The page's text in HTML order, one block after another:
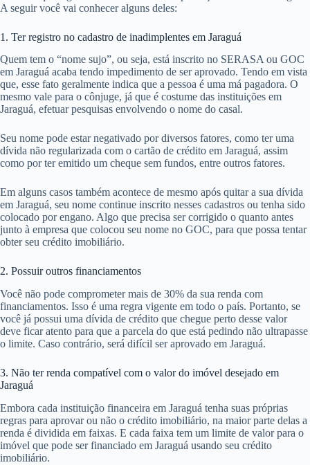
A seguir você vai conhecer alguns deles:
1. Ter registro no cadastro de inadimplentes em Jaraguá
Quem tem o “nome sujo”, ou seja, está inscrito no SERASA ou GOC
em Jaraguá acaba tendo impedimento de ser aprovado. Tendo em vista
que, esse fato geralmente indica que a pessoa é uma má pagadora. O
mesmo vale para o cônjuge, já que é costume das instituições em
Jaraguá, efetuar pesquisas envolvendo o nome do casal.
Seu nome pode estar negativado por diversos fatores, como ter uma
dívida não regularizada com o cartão de crédito em Jaraguá, assim
como por ter emitido um cheque sem fundos, entre outros fatores.
Em alguns casos também acontece de mesmo após quitar a sua dívida
em Jaraguá, seu nome continue inscrito nesses cadastros ou tenha sido
colocado por engano. Algo que precisa ser corrigido o quanto antes
junto à empresa que colocou seu nome no GOC, para que possa tentar
obter seu crédito imobiliário.
2. Possuir outros financiamentos
Você não pode comprometer mais de 30% da sua renda com
financiamentos. Isso é uma regra vigente em todo o país. Portanto, se
você já possui uma dívida de crédito que chegue perto desse valor
deve ficar atento para que a parcela do que está pedindo não ultrapasse
o limite. Caso contrário, será difícil ser aprovado em Jaraguá.
3. Não ter renda compatível com o valor do imóvel desejado em
Jaraguá
Embora cada instituição financeira em Jaraguá tenha suas próprias
regras para aprovar ou não o crédito imobiliário, na maior parte delas a
renda é dividida em faixas. E cada faixa tem um limite de valor para o
imóvel que pode ser financiado em Jaraguá usando seu crédito
imobiliário.